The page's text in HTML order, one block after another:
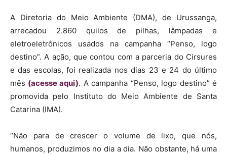
A Diretoria do Meio Ambiente (DMA), de Urussanga,
arrecadou 2.860 quilos de pilhas, lâmpadas e
eletroeletrônicos usados na campanha “Penso, logo
destino”. A ação, que contou com a parceria do Cirsures
e das escolas, foi realizada nos dias 23 e 24 do último
mês (acesse aqui). A campanha “Penso, logo destino” é
promovida pelo Instituto do Meio Ambiente de Santa
Catarina (IMA).
“Não para de crescer o volume de lixo, que nós,
humanos, produzimos no dia a dia. Não obstante, há uma